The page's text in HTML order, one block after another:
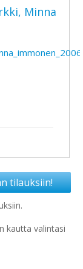
Minna
tilauksiin!
kautta valintasi